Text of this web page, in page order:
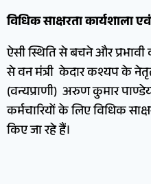
विधिक साक्षरता कार्यशाला
ऐसी स्थिति से बचने और प्रभावी
से वन मंत्री केदार कश्यप के
(वन्यप्राणी) अरुण कुमार
कर्मचारियों के लिए विधिक
किए जा रहे हैं।